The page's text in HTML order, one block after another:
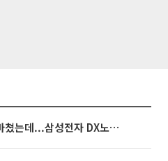
3445억 자사주 지급 마쳤는데...삼성전자 DX노조, 뒤늦은 '떼쓰기 집회'